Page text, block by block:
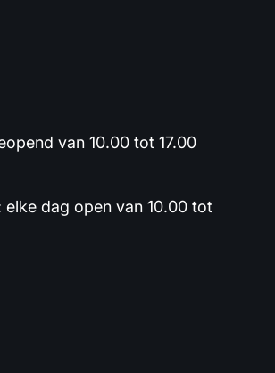
van 10.00 tot 17.00
dag open van 10.00 tot